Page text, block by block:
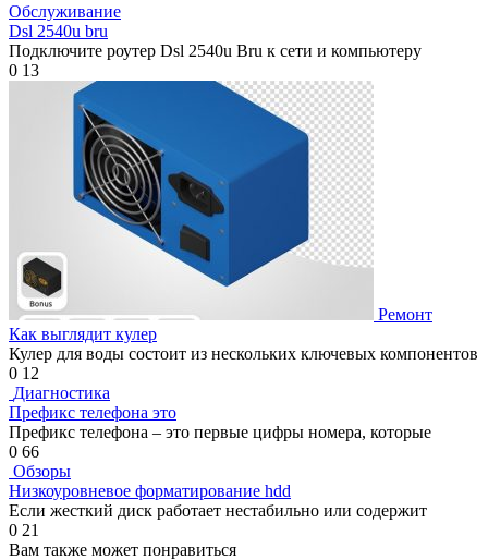
Обслуживание
Dsl 2540u bru
Подключите роутер Dsl 2540u Bru к сети и компьютеру
0 13
Ремонт
Как выглядит кулер
Кулер для воды состоит из нескольких ключевых компонентов
0 12
Диагностика
Префикс телефона это
Префикс телефона – это первые цифры номера, которые
0 66
Обзоры
Низкоуровневое форматирование hdd
Если жесткий диск работает нестабильно или содержит
0 21
Вам также может понравиться